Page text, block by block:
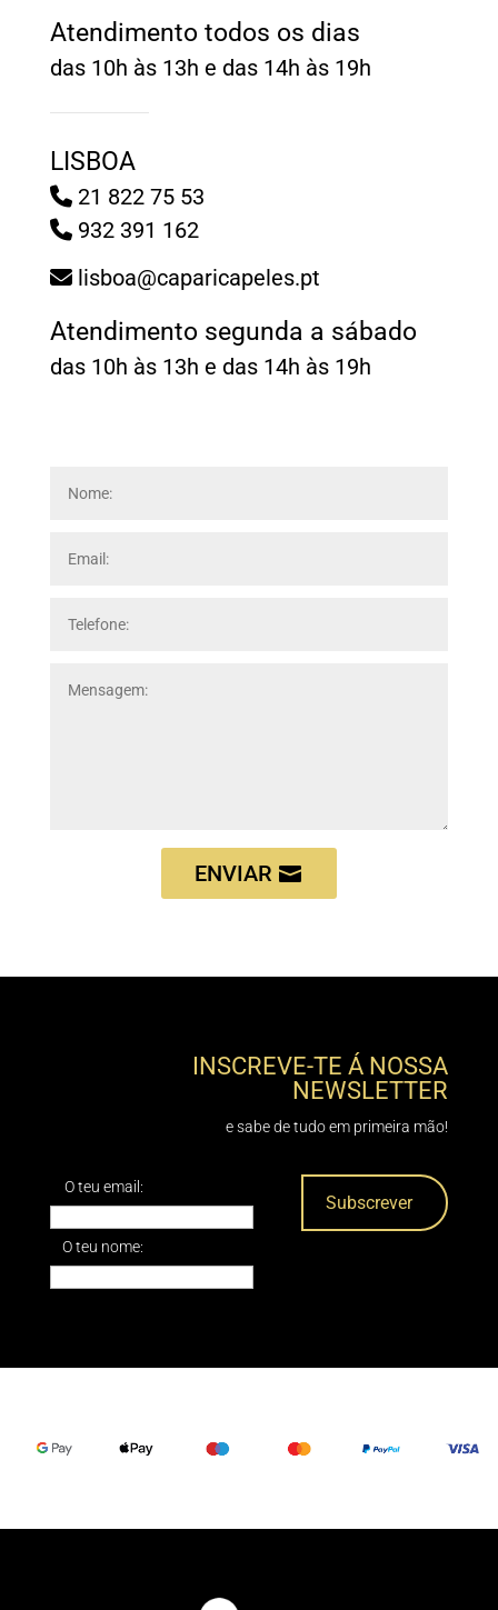
Atendimento todos os dias
das 10h às 13h e das 14h às 19h
LISBOA
21 822 75 53
932 391 162
lisboa@caparicapeles.pt
Atendimento segunda a sábado
das 10h às 13h e das 14h às 19h
ENVIAR
INSCREVE-TE Á NOSSA
NEWSLETTER
e sabe de tudo em primeira mão!
O teu email:
O teu nome: